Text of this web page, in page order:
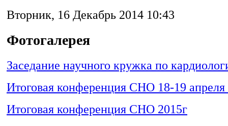
Вторник, 16 Декабрь 2014 10:43
Фотогалерея
Заседание научного кружка по
Итоговая конференция СНО 18-19 апреля
Итоговая конференция СНО 2015г